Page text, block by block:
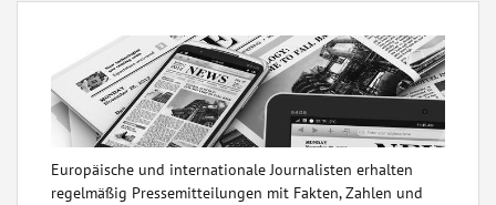
Europäische und internationale Journalisten erhalten
regelmäßig Pressemitteilungen mit Fakten, Zahlen und